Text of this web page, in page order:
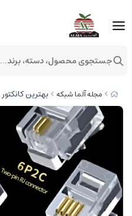
مجله آلما شبکه بهترین کانکتور RJ45 (بهترین نوع سر سوکت شبکه)
جستجوی محصول، دسته، برند...